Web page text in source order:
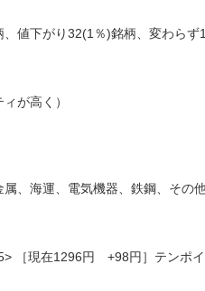
値下がり32(1％)銘柄、変わらず
が高く）
、海運、電気機器、鉄鋼、その
［現在1296円 +98円］テンポイ